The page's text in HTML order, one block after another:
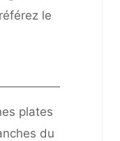
le
plates
du